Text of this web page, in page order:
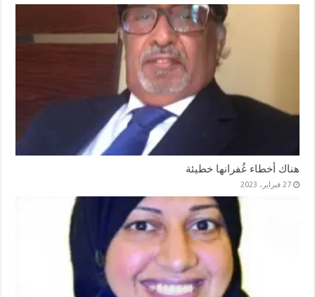
هناك أخطاء غُفرانها خطيئة
27 فبراير، 2023